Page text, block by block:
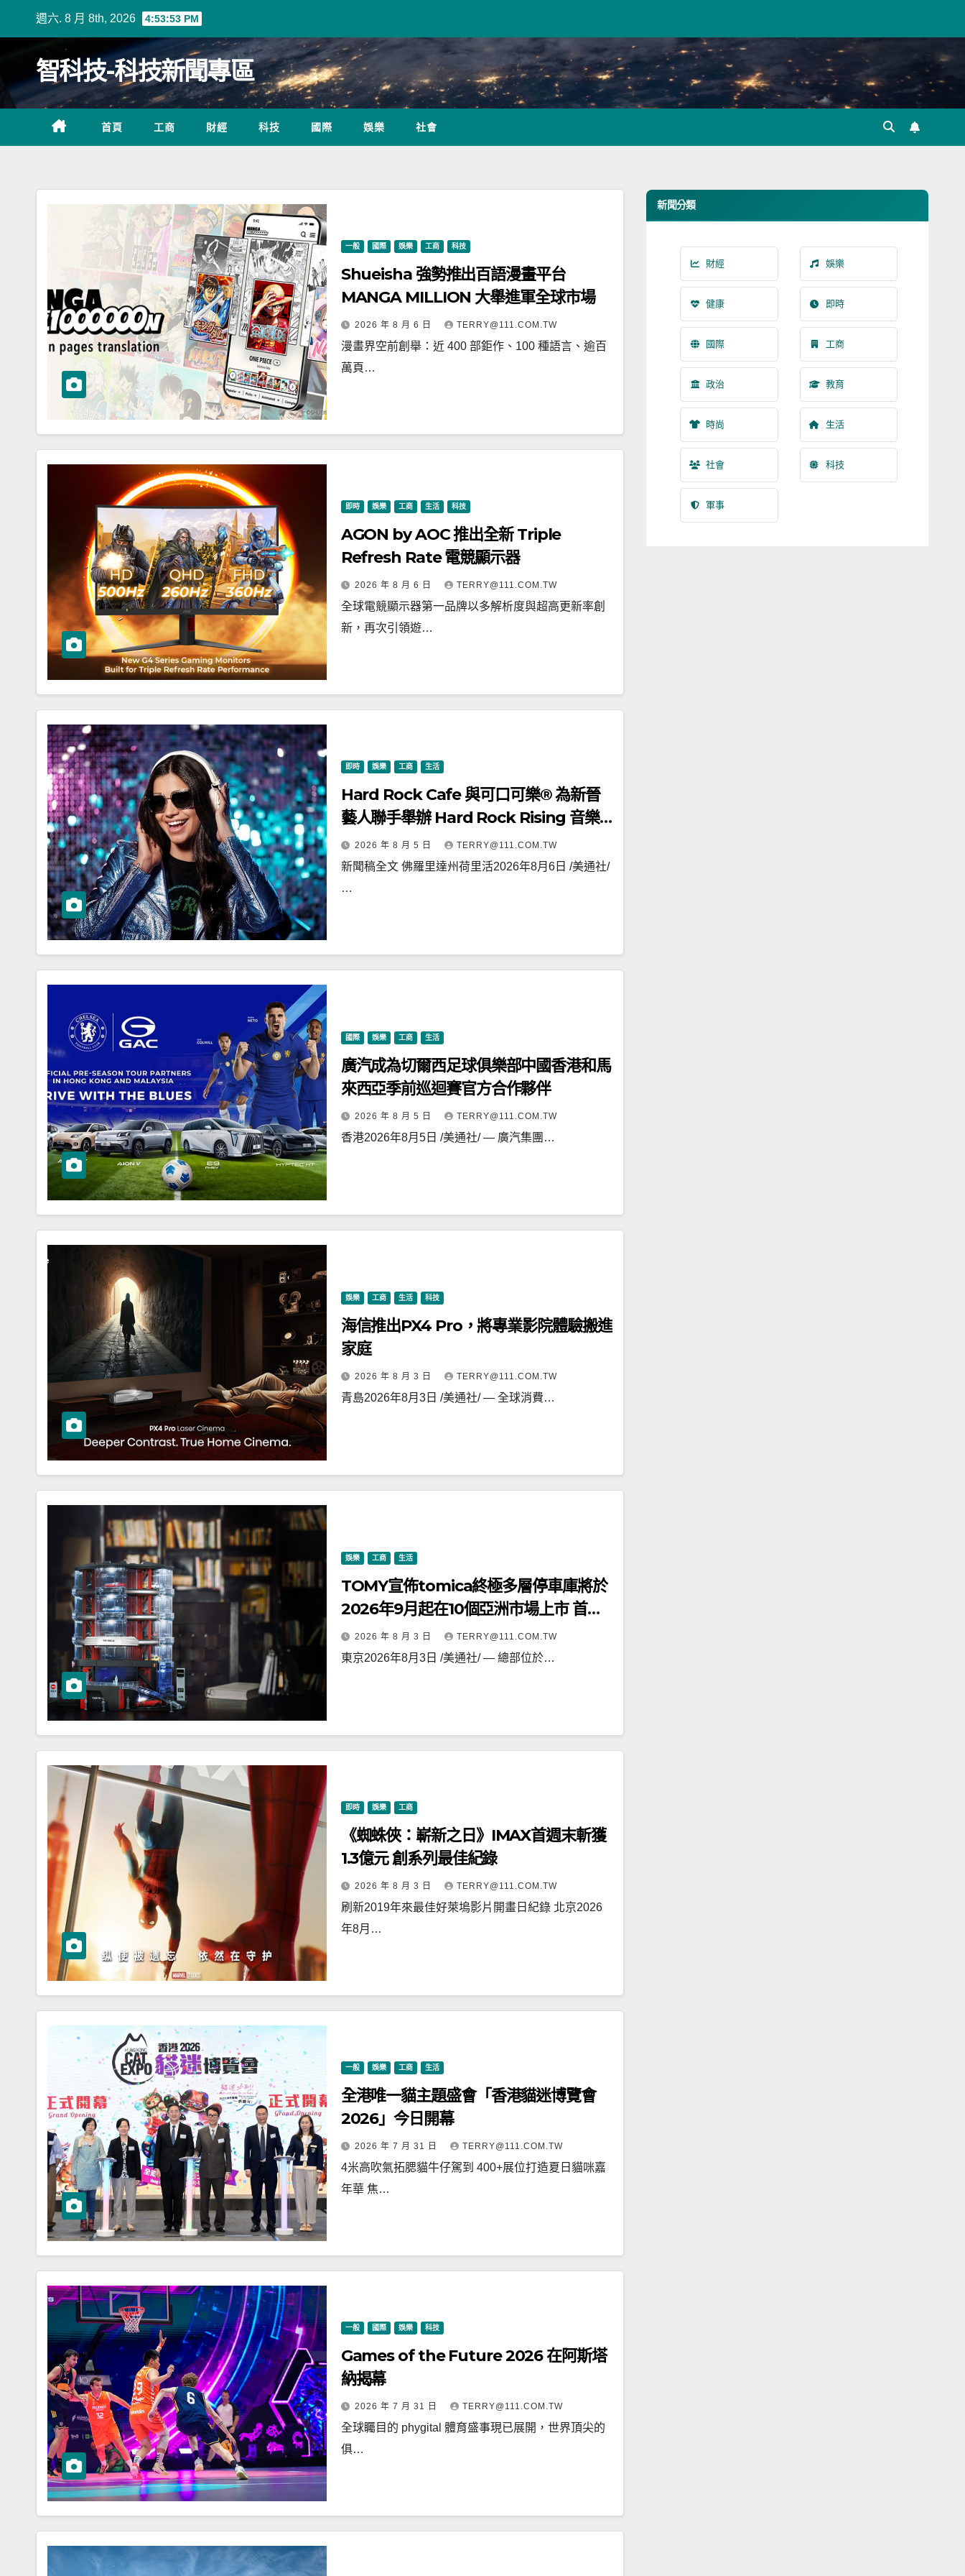
週六. 8 月 8th, 2026 4:53:55 PM
智科技-科技新聞專區
首頁 工商 財經 科技 國際 娛樂 社會
一般 國際 娛樂 工商 科技
Shueisha 強勢推出百語漫畫平台
MANGA MILLION 大舉進軍全球市場
2026 年 8 月 6 日 TERRY@111.COM.TW
漫畫界空前創舉：近 400 部鉅作、100 種語言、逾百
萬頁…
即時 娛樂 工商 生活 科技
AGON by AOC 推出全新 Triple
Refresh Rate 電競顯示器
2026 年 8 月 6 日 TERRY@111.COM.TW
全球電競顯示器第一品牌以多解析度與超高更新率創
新，再次引領遊…
即時 娛樂 工商 生活
Hard Rock Cafe 與可口可樂® 為新晉
藝人聯手舉辦 Hard Rock Rising 音樂
比賽2026 年 8 月 5 日 TERRY@111.COM.TW
新聞稿全文 佛羅里達州荷里活2026年8月6日 /美通社/
…
國際 娛樂 工商 生活
廣汽成為切爾西足球俱樂部中國香港和馬
來西亞季前巡迴賽官方合作夥伴
2026 年 8 月 5 日 TERRY@111.COM.TW
香港2026年8月5日 /美通社/ — 廣汽集團…
娛樂 工商 生活 科技
海信推出PX4 Pro，將專業影院體驗搬進
家庭
2026 年 8 月 3 日 TERRY@111.COM.TW
青島2026年8月3日 /美通社/ — 全球消費…
娛樂 工商 生活
TOMY宣佈tomica終極多層停車庫將於
2026年9月起在10個亞洲市場上市 首個
官方粉絲社群定於10月上線
2026 年 8 月 3 日 TERRY@111.COM.TW
東京2026年8月3日 /美通社/ — 總部位於…
即時 娛樂 工商
《蜘蛛俠：嶄新之日》IMAX首週末斬獲
1.3億元 創系列最佳紀錄
2026 年 8 月 3 日 TERRY@111.COM.TW
刷新2019年來最佳好萊塢影片開畫日紀錄 北京2026
年8月…
一般 娛樂 工商 生活
全港唯一貓主題盛會「香港貓迷博覽會
2026」今日開幕
2026 年 7 月 31 日 TERRY@111.COM.TW
4米高吹氣拓腮貓牛仔駕到 400+展位打造夏日貓咪嘉
年華 焦…
一般 國際 娛樂 科技
Games of the Future 2026 在阿斯塔
納揭幕
2026 年 7 月 31 日 TERRY@111.COM.TW
全球矚目的 phygital 體育盛事現已展開，世界頂尖的
俱…
新聞分類
財經 娛樂
健康 即時
國際 工商
政治 教育
時尚 生活
社會 科技
軍事